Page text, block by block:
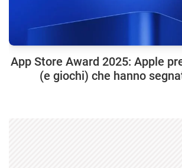
App Store Award 2025: Apple
(e giochi) che hanno